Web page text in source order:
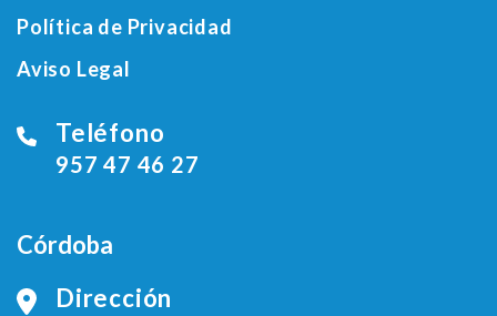
Política de Privacidad
Aviso Legal
Teléfono
957 47 46 27
Córdoba
Dirección